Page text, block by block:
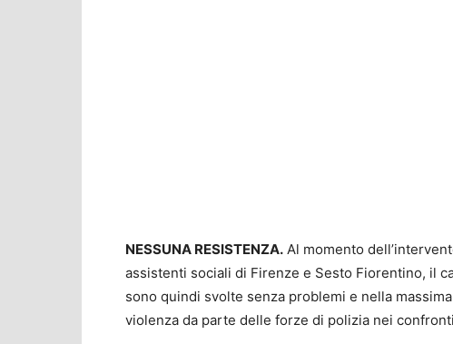
NESSUNA RESISTENZA. Al momento
assistenti sociali di Firenze e Sesto Fiorentino, il
sono quindi svolte senza problemi e nella
violenza da parte delle forze di polizia nei